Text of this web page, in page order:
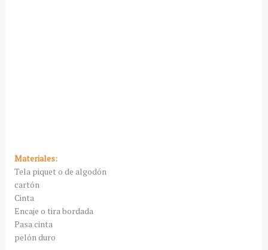
Materiales:
Tela piquet o de algodón
cartón
Cinta
Encaje o tira bordada
Pasa cinta
pelón duro